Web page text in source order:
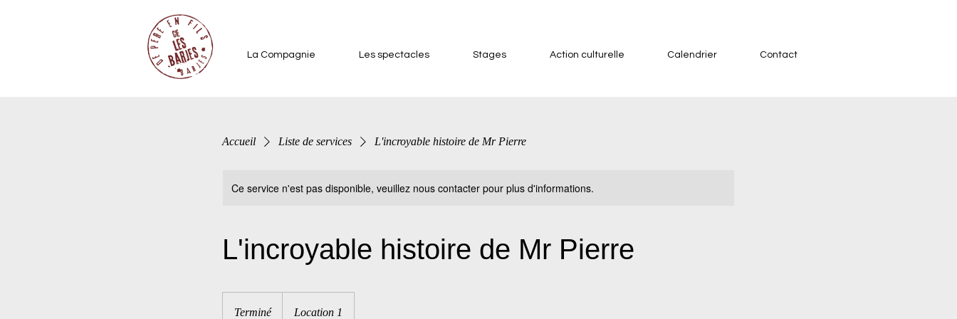
La Compagnie Les spectacles Stages Action culturelle Calendrier Contact
Accueil Liste de services L'incroyable histoire de Mr Pierre
Ce service n'est pas disponible, veuillez nous contacter pour plus d'informations.
L'incroyable histoire de Mr Pierre
TerminéT
Location 1